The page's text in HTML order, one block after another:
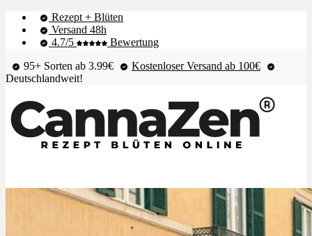
Rezept + Blüten
Versand 48h
4.7/5
Bewertung
95+ Sorten ab 3.99€
Kostenloser Versand ab 100€
Deutschlandweit!
Shop & Live-Bestand